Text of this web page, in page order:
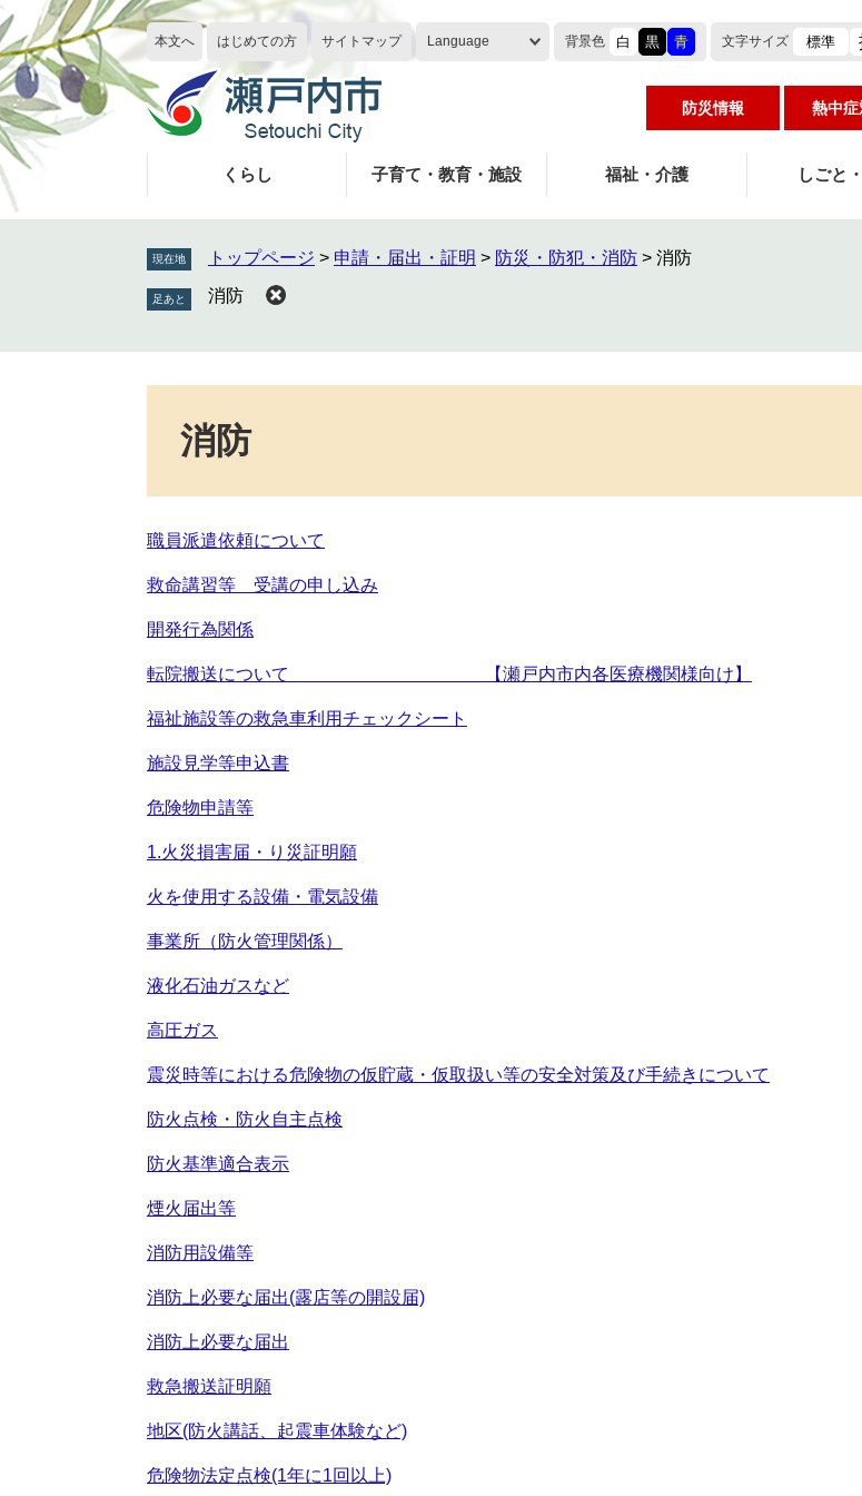
ペ
ー
ジ
の
先
頭
で
す
メ
ニ
ュ
ー
を
飛
ば
し
本文へ はじめての方 サイトマップ Language 背景色 白 黒 青 文字サイズ 標準
防災情報 熱中症
くらし 子育て・教育・施設 福祉・介護 しごと
現在地 トップページ > 申請・届出・証明 > 防災・防犯・消防 > 消防
消防
消防
職員派遣依頼について
救命講習等 受講の申し込み
開発行為関係
転院搬送について 【瀬戸内市内各医療機関様向け】
福祉施設等の救急車利用チェックシート
施設見学等申込書
危険物申請等
1.火災損害届・り災証明願
火を使用する設備・電気設備
事業所（防火管理関係）
液化石油ガスなど
高圧ガス
震災時等における危険物の仮貯蔵・仮取扱い等の安全対策及び手続きについて
防火点検・防火自主点検
防火基準適合表示
煙火届出等
消防用設備等
消防上必要な届出(露店等の開設届)
消防上必要な届出
救急搬送証明願
地区(防火講話、起震車体験など)
危険物法定点検(1年に1回以上)